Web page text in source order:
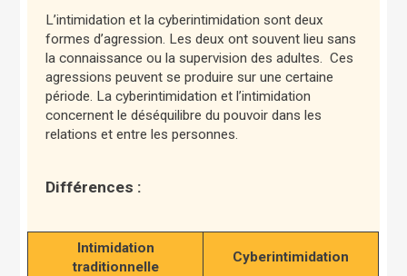
L’intimidation et la cyberintimidation sont deux
formes d’agression. Les deux ont souvent lieu sans
la connaissance ou la supervision des adultes. Ces
agressions peuvent se produire sur une certaine
période. La cyberintimidation et l’intimidation
concernent le déséquilibre du pouvoir dans les
relations et entre les personnes.
Différences :
Intimidation
traditionnelle
Cyberintimidation